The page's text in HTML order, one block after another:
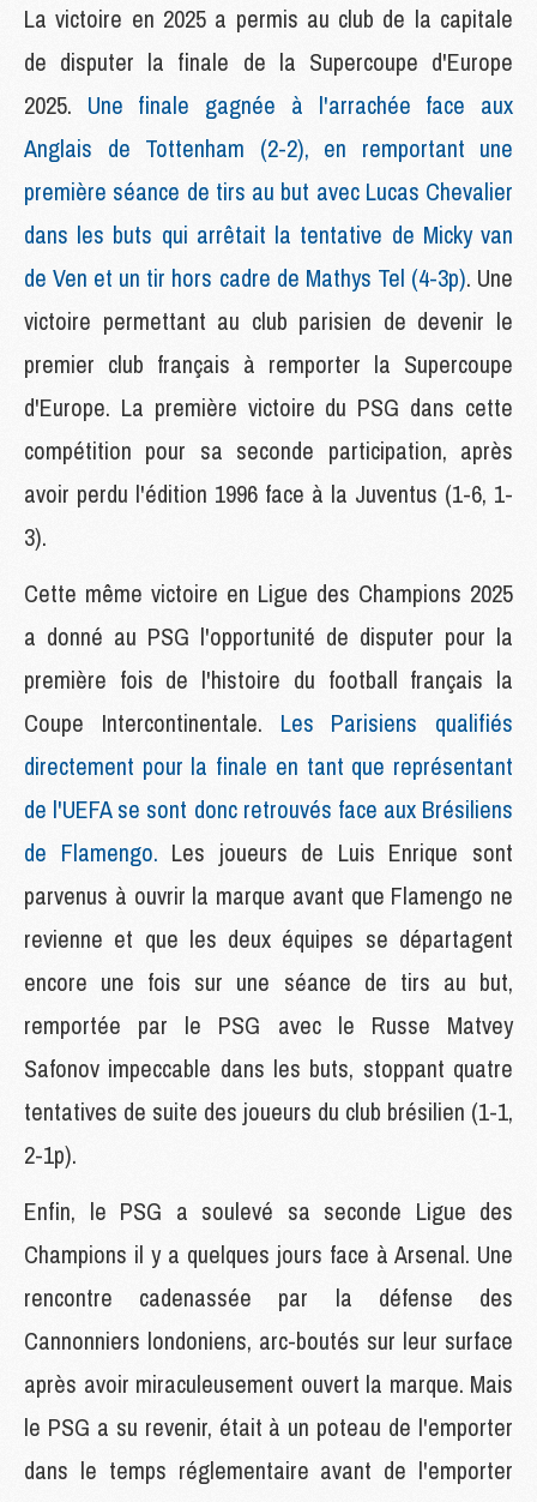
La victoire en 2025 a permis au club de la capitale
de disputer la finale de la Supercoupe d'Europe
2025. Une finale gagnée à l'arrachée face aux
Anglais de Tottenham (2-2), en remportant une
première séance de tirs au but avec Lucas Chevalier
dans les buts qui arrêtait la tentative de Micky van
de Ven et un tir hors cadre de Mathys Tel (4-3p). Une
victoire permettant au club parisien de devenir le
premier club français à remporter la Supercoupe
d'Europe. La première victoire du PSG dans cette
compétition pour sa seconde participation, après
avoir perdu l'édition 1996 face à la Juventus (1-6, 1-
3).
Cette même victoire en Ligue des Champions 2025
a donné au PSG l'opportunité de disputer pour la
première fois de l'histoire du football français la
Coupe Intercontinentale. Les Parisiens qualifiés
directement pour la finale en tant que représentant
de l'UEFA se sont donc retrouvés face aux Brésiliens
de Flamengo. Les joueurs de Luis Enrique sont
parvenus à ouvrir la marque avant que Flamengo ne
revienne et que les deux équipes se départagent
encore une fois sur une séance de tirs au but,
remportée par le PSG avec le Russe Matvey
Safonov impeccable dans les buts, stoppant quatre
tentatives de suite des joueurs du club brésilien (1-1,
2-1p).
Enfin, le PSG a soulevé sa seconde Ligue des
Champions il y a quelques jours face à Arsenal. Une
rencontre cadenassée par la défense des
Cannonniers londoniens, arc-boutés sur leur surface
après avoir miraculeusement ouvert la marque. Mais
le PSG a su revenir, était à un poteau de l'emporter
dans le temps réglementaire avant de l'emporter